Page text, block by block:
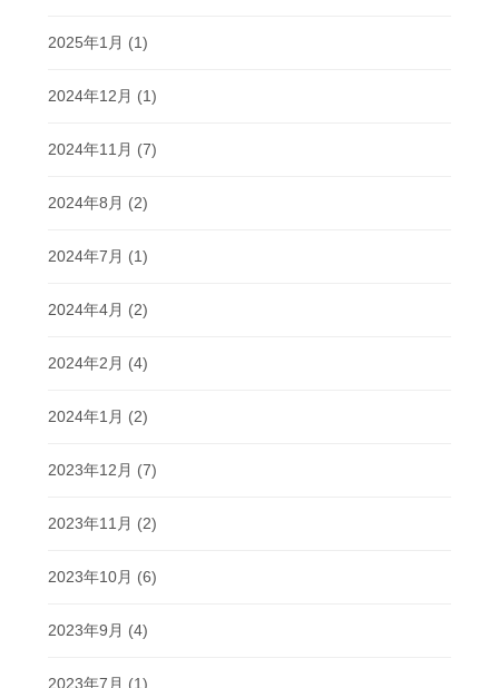
2025年1月 (1)
2024年12月 (1)
2024年11月 (7)
2024年8月 (2)
2024年7月 (1)
2024年4月 (2)
2024年2月 (4)
2024年1月 (2)
2023年12月 (7)
2023年11月 (2)
2023年10月 (6)
2023年9月 (4)
2023年7月 (1)